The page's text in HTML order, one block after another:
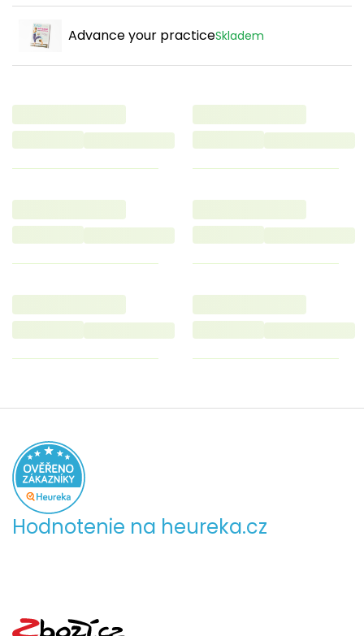
Advance your practiceSkladem
Hodnotenie na heureka.cz